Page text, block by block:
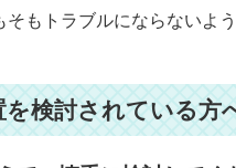
そもトラブルにならないよ
検討されている方